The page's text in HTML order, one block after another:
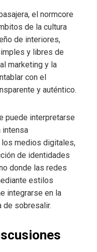
el normcore
de la cultura
de interiores,
y libres de
marketing y la
con el
y auténtico.
puede interpretarse
intensa
medios digitales,
de identidades
donde las redes
estilos
integrarse en la
de sobresalir.